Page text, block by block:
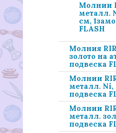
Молнии
металл.
см,
FLASH
Молния
золото на
подвеска
Молнии
металл. Ni,
подвеска
Молнии
металл.
подвеска